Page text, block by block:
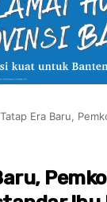
Tatap Era Baru,